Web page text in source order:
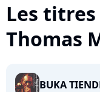
Les titres
Thomas
BUKA